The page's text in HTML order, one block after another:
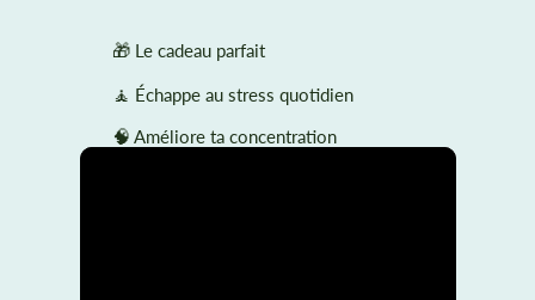
🎁 Le cadeau parfait
🧘 Échappe au stress quotidien
🧠 Améliore ta concentration